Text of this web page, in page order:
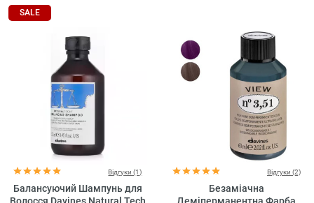
SALE
Відгуки (1)
Балансуючий Шампунь для
Волосся Davines Natural Tech
Відгуки (2)
Безаміачна
Деміперманентна Фарба